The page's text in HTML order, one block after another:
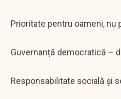
Prioritate pentru oameni,
Guvernanță democratică –
Responsabilitate socială și